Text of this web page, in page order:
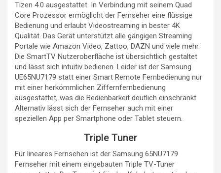
Tizen 4.0 ausgestattet. In Verbindung mit seinem Quad
Core Prozessor ermöglicht der Fernseher eine flüssige
Bedienung und erlaubt Videostreaming in bester 4K
Qualität. Das Gerät unterstützt alle gängigen Streaming
Portale wie Amazon Video, Zattoo, DAZN und viele mehr.
Die SmartTV Nutzeroberfläche ist übersichtlich gestaltet
und lässt sich intuitiv bedienen. Leider ist der Samsung
UE65NU7179 statt einer Smart Remote Fernbedienung nur
mit einer herkömmlichen Ziffernfernbedienung
ausgestattet, was die Bedienbarkeit deutlich einschränkt.
Alternativ lässt sich der Fernseher auch mit einer
speziellen App per Smartphone oder Tablet steuern.
Triple Tuner
Für lineares Fernsehen ist der Samsung 65NU7179
Fernseher mit einem eingebauten Triple TV-Tuner